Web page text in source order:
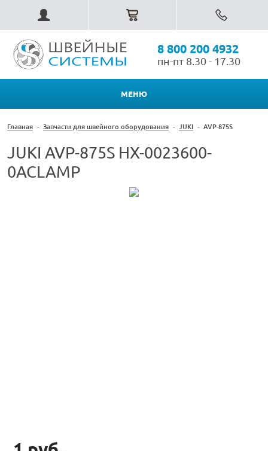
8 800 200 4932
пн-пт 8.30 - 17.30
МЕНЮ
Главная - Запчасти для швейного оборудования - JUKI - AVP-875S
JUKI AVP-875S HX-0023600-
0ACLAMP